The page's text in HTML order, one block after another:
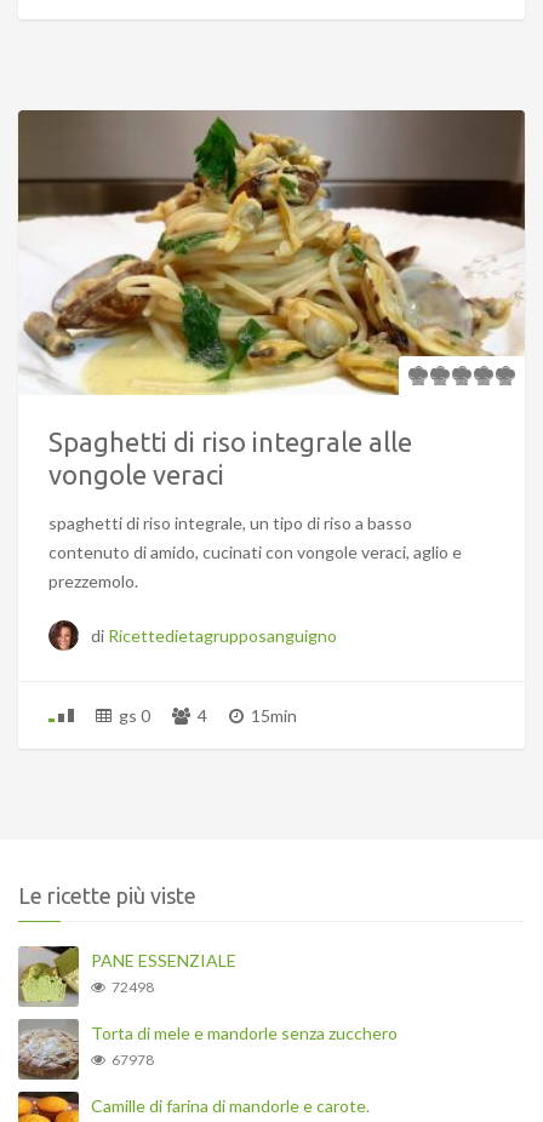
Spaghetti di riso integrale alle
vongole veraci
spaghetti di riso integrale, un tipo di riso a basso
contenuto di amido, cucinati con vongole veraci, aglio e
prezzemolo.
di Ricettedietagrupposanguigno
gs 0 4 15min
Le ricette più viste
PANE ESSENZIALE
72498
Torta di mele e mandorle senza zucchero
67978
Camille di farina di mandorle e carote.